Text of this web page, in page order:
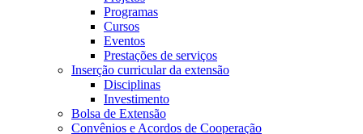
Programas
Cursos
Eventos
Prestações de serviços
Inserção curricular da extensão
Disciplinas
Investimento
Bolsa de Extensão
Convênios e Acordos de Cooperação